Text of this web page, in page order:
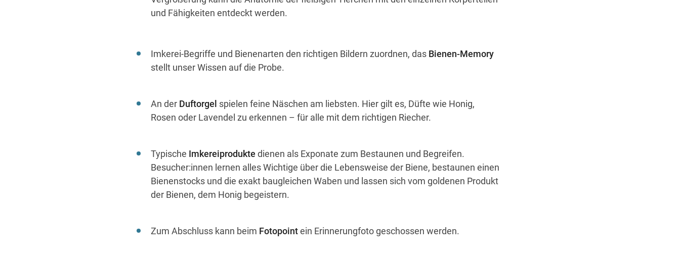
und Fähigkeiten entdeckt werden.
Imkerei-Begriffe und Bienenarten den richtigen Bildern zuordnen, das Bienen-Memory
stellt unserWissen auf die Probe.
An der Duftorgel spielen feine Näschen am liebsten. Hier gilt es, Düfte wie Honig,
Rosen oder Lavendel zu erkennen – für alle mitdem richtigen Riecher.
Typische Imkereiprodukte dienen als Exponate zum Bestaunen und Begreifen.
Besucher:innen lernen alles Wichtige über die Lebensweise der Biene, bestaunen einen
Bienenstocks und die exakt baugleichen Waben und lassen sich vom goldenen Produkt
der Bienen, dem Honig begeistern.
Zum Abschluss kann beim Fotopointein Erinnerungfoto geschossen werden.